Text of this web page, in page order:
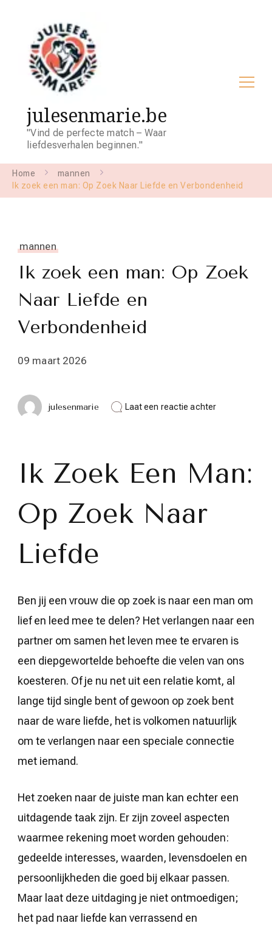
julesenmarie.be
"Vind de perfecte match – Waar
liefdesverhalen beginnen."
Home
mannen
Ik zoek een man: Op Zoek Naar Liefde en Verbondenheid
mannen
Ik zoek een man: Op Zoek
Naar Liefde en
Verbondenheid
09 maart 2026
julesenmarie Laat een reactie achterop
Zoek
Naar
Ik Zoek Een Man:
Op Zoek Naar
Liefde
Ben jij een vrouw die op zoek is naar een man om
lief en leed mee te delen? Het verlangen naar een
partner om samen het leven mee te ervaren is
een diepgewortelde behoefte die velen van ons
koesteren. Of je nu net uit een relatie komt, al
lange tijd single bent of gewoon op zoek bent
naar de ware liefde, het is volkomen natuurlijk
om te verlangen naar een speciale connectie
met iemand.
Het zoeken naar de juiste man kan echter een
uitdagende taak zijn. Er zijn zoveel aspecten
waarmee rekening moet worden gehouden:
gedeelde interesses, waarden, levensdoelen en
persoonlijkheden die goed bij elkaar passen.
Maar laat deze uitdaging je niet ontmoedigen;
het pad naar liefde kan verrassend en